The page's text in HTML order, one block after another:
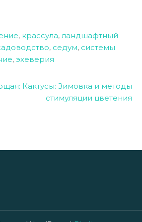
, крассула, ландшафтный
, седум, системы
, эхеверия
Кактусы: Зимовка и методы
стимуляции цветения